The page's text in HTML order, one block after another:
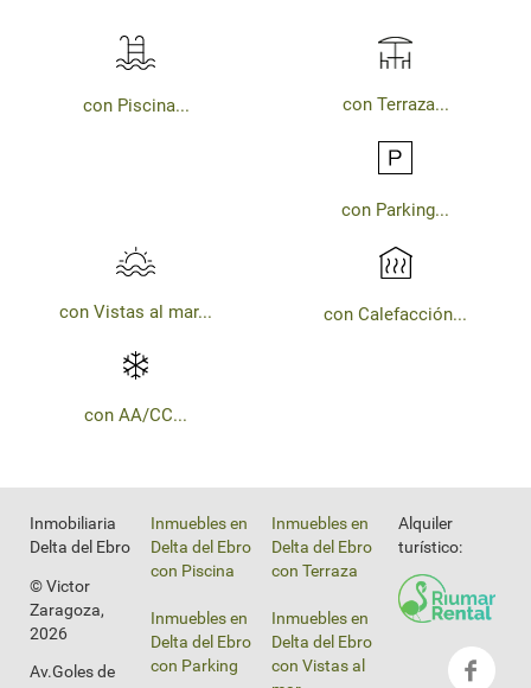
con Piscina... con Terraza...
con Parking...
con Vistas al mar... con Calefacción...
con AA/CC...
Inmobiliaria
Delta del Ebro
© Victor
Zaragoza,
2026
Av.Goles de
Inmuebles en
Delta del Ebro
con Piscina
Inmuebles en
Delta del Ebro
con Terraza
Inmuebles en
Delta del Ebro
con Parking
Inmuebles en
Delta del Ebro
con Vistas al
Alquiler
turístico: